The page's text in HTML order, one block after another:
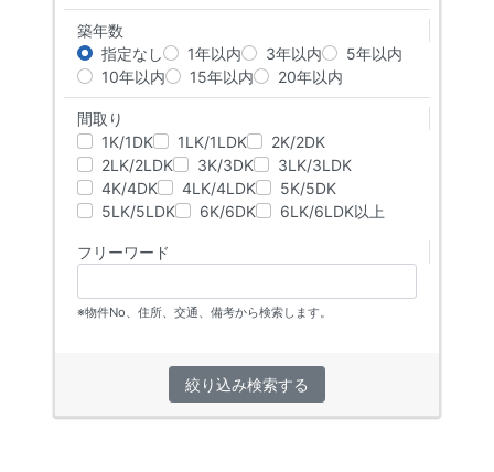
築年数
指定なし
1年以内 3年以内
5年以内
10年以内
15年以内 20年以内
間取り
1K/1DK
1LK/1LDK
2K/2DK
2LK/2LDK
3K/3DK
3LK/3LDK
4K/4DK
4LK/4LDK
5K/5DK
5LK/5LDK
6K/6DK 6LK/6LDK以上
フリーワード
※物件No、住所、交通、備考から検索します。
絞り込み検索する